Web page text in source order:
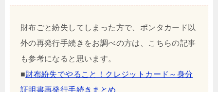
財布ごと紛失してしまった方で、ポンタカード以
外の再発行手続きをお調べの方は、こちらの記事
も参考になると思います。
■財布紛失でやること！クレジットカード～身分
証明書再発行手続きまとめ